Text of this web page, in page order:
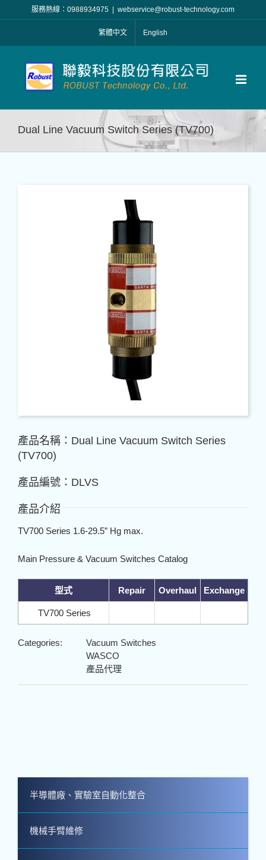
服務熱線：0988934975 webservice@robust-technology.com
繁體中文 English
Dual Line Vacuum Switch Series (TV700)
產品名稱：Dual Line Vacuum Switch Series
(TV700)
產品編號：DLVS
產品介紹
TV700 Series 1.6-29.5” Hg max.
Main Pressure & Vacuum Switches Catalog
型式 Repair Overhaul Exchange
TV700 Series
Categories:
Vacuum Switches
WASCO
產品代理
半導體廠、實驗室自動化整合
機械手臂維修